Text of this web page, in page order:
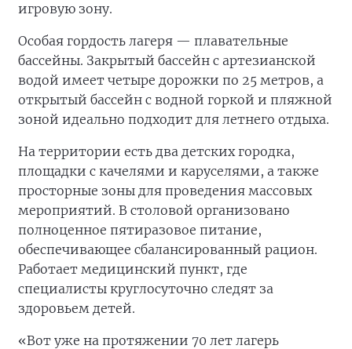
игровую зону.
Особая гордость лагеря — плавательные
бассейны. Закрытый бассейн с артезианской
водой имеет четыре дорожки по 25 метров, а
открытый бассейн с водной горкой и пляжной
зоной идеально подходит для летнего отдыха.
На территории есть два детских городка,
площадки с качелями и каруселями, а также
просторные зоны для проведения массовых
мероприятий. В столовой организовано
полноценное пятиразовое питание,
обеспечивающее сбалансированный рацион.
Работает медицинский пункт, где
специалисты круглосуточно следят за
здоровьем детей.
«Вот уже на протяжении 70 лет лагерь